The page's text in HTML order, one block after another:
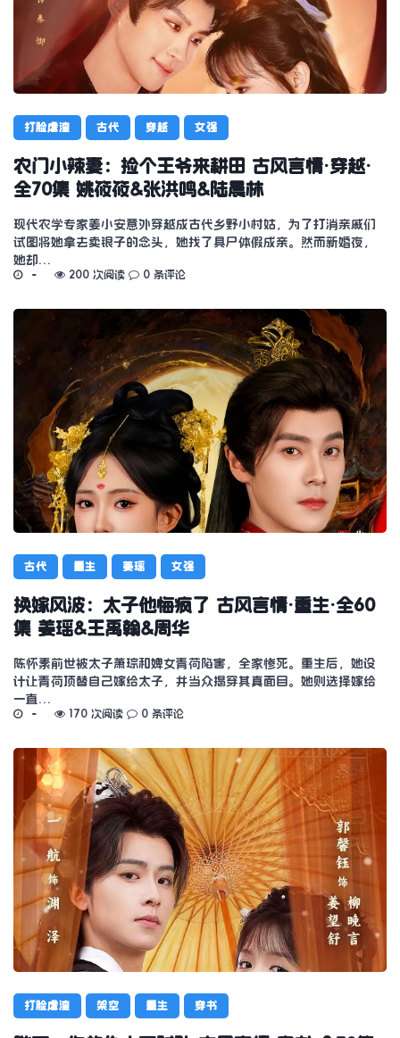
打脸虐渣 古代 穿越 女强
农门小辣妻：捡个王爷来耕田 古风言情·穿越·
全70集 姚筱筱&张洪鸣&陆晨林
现代农学专家姜小安意外穿越成古代乡野小村姑，为了打消亲戚们
试图将她拿去卖银子的念头，她找了具尸体假成亲。然而新婚夜，
她却…
200 次阅读 0 条评论
古代 重生 姜瑶 女强
换嫁风波：太子他悔疯了 古风言情·重生·全60
集 姜瑶&王禹翰&周华
陈怀素前世被太子萧琮和婢女青荷陷害，全家惨死。重生后，她设
计让青荷顶替自己嫁给太子，并当众揭穿其真面目。她则选择嫁给
一直…
170 次阅读 0 条评论
打脸虐渣 架空 重生 穿书